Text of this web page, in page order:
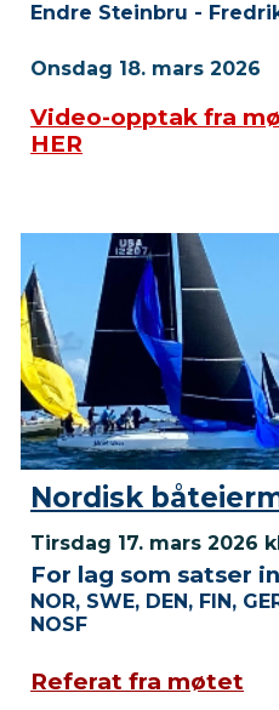
Endre Steinbru -
Onsdag 18. mars 2026
Video-opptak fra
HER
Nordisk
Tirsdag 17. mars 2026
For lag som satser
NOR, SWE, DEN, FIN,
NOSF
Referat fra møtet